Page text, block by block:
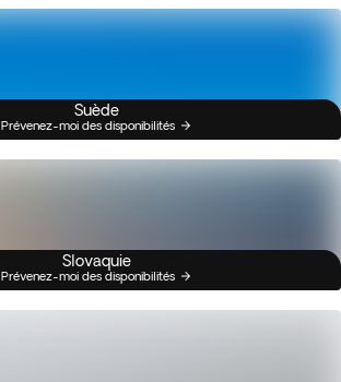
Suède
Prévenez-moi des disponibilités
Slovaquie
Prévenez-moi des disponibilités